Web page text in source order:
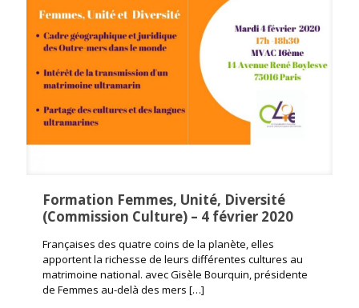
Formation Femmes, Unité, Diversité
(Commission Culture) – 4 février 2020
Françaises des quatre coins de la planète, elles
apportent la richesse de leurs différentes cultures au
matrimoine national. avec Gisèle Bourquin, présidente
de Femmes au-delà des mers […]